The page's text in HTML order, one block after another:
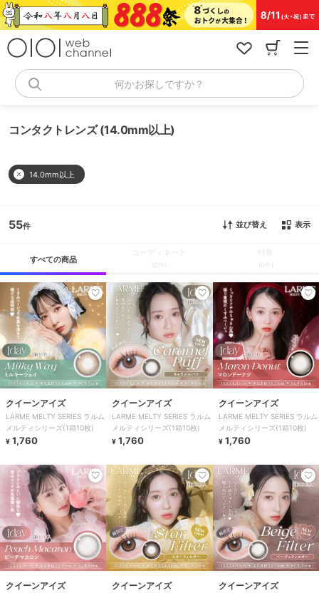
コ
ン
何かお探しですか？
コンタクトレンズ (14.0mm以上)
14.0mm以上
55 並び替え 表示
すべての商品
(0件) (0件)
クイーンアイズ
LARME MELTY SERIES ラルム
メルティシリーズ(1箱10枚)
¥ 1,760
クイーンアイズ
LARME MELTY SERIES ラルム
メルティシリーズ(1箱10枚)
¥ 1,760
クイーンアイズ
LARME MELTY SERIES ラルム
メルティシリーズ(1箱10枚)
¥ 1,760
クイーンアイズ クイーンアイズ クイーンアイズ